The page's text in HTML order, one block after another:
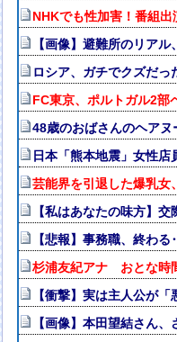
NHKでも性加害！番組
【画像】避難所のリア
ロシア、ガチでクズだ
FC東京、ポルトガル2部
48歳のおばさんのヘア
日本「熊本地震」女性
芸能界を引退した爆乳
【私はあなたの味方】
【悲報】事務職、終わ
杉浦友紀アナ おとな時
【衝撃】実は主人公が
【画像】本田望結さん、